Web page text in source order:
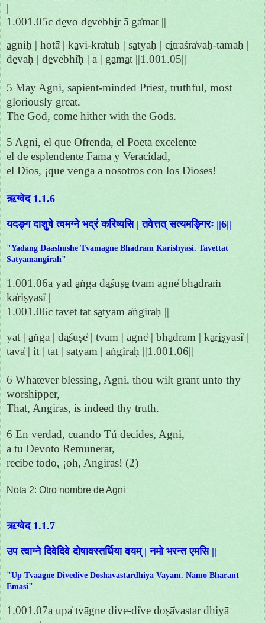
|
1.001.05c de̱vo de̱vebhi̱r ā ga̍mat ||
a̱gniḥ | hotā̍ | ka̱vi-kra̍tuḥ | sa̱tyaḥ | ci̱traśra̍vaḥ-tamaḥ |
de̱vaḥ | de̱vebhi̍ḥ | ā | ga̱ma̱t ||1.001.05||
5 May Agni, sapient-minded Priest, truthful, most
gloriously great,
The God, come hither with the Gods.
5 Agni, el que Ofrenda, el Poeta excelente
el de esplendente Fama y Veracidad,
el Dios, ¡que venga a nosotros con los Dioses!
ऋग्वेद 1.1.6
यदङ्ग दाशुषे त्वमग्ने भद्रं करिष्यसि | तवेत्तत् सत्यमङ्गिरः ||6||
"Yadang Daashushe Tvamagne Bhadram Karishyasi. Tavettat
Satyamangirah"
1.001.06a yad a̱ṅga dā̱śuṣe̱ tvam agne̍ bha̱draṁ
ka̍ri̱ṣyasi̍ |
1.001.06c tavet tat sa̱tyam a̍ṅgiraḥ ||
yat | a̱ṅga | dā̱śuṣe̍ | tvam | agne̍ | bha̱dram | ka̱ri̱ṣyasi̍ |
tava̍ | it | tat | sa̱tyam | a̱ṅgi̱ra̱ḥ ||1.001.06||
6 Whatever blessing, Agni, thou wilt grant unto thy
worshipper,
That, Angiras, is indeed thy truth.
6 En verdad, cuando Tú decides, Agni,
a tu Devoto Remunerar,
recibe todo, ¡oh, Angiras! (2)
Nota 2: Otro nombre de Agni
ऋग्वेद 1.1.7
उप त्वाग्ने दिवेदिवे दोषावस्तर्धिया वयम् | नमो भरन्त एमसि ||
"Up Tvaagne Divedive Doshavastardhiya Vayam. Namo Bharant
Emasi"
1.001.07a upa̍ tvāgne di̱ve-di̍ve̱ doṣā̍vastar dhi̱yā